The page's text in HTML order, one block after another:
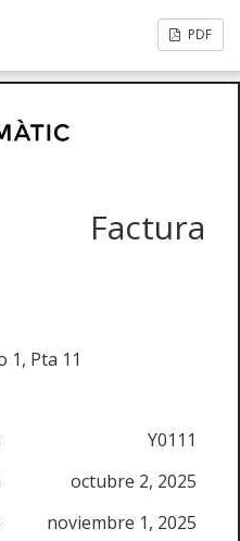
PDF
Factura
1, Pta 11
Y0111
octubre 2, 2025
noviembre 1, 2025